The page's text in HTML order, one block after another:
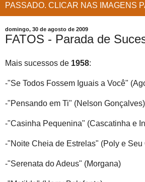
PASSADO. CLICAR NAS IMAGENS
domingo, 30 de agosto de 2009
FATOS - Parada de
Mais sucessos de 1958:
-"Se Todos Fossem Iguais a Você"
-"Pensando em Ti" (Nelson Gonçalves)
-"Casinha Pequenina" (Cascatinha e
-"Noite Cheia de Estrelas" (Poly e Seu
-"Serenata do Adeus" (Morgana)